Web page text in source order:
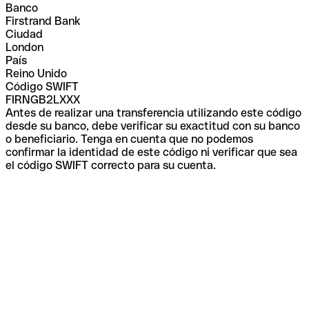
Banco
Firstrand Bank
Ciudad
London
País
Reino Unido
Código SWIFT
FIRNGB2LXXX
Antes de realizar una transferencia utilizando este código
desde su banco, debe verificar su exactitud con su banco
o beneficiario. Tenga en cuenta que no podemos
confirmar la identidad de este código ni verificar que sea
el código SWIFT correcto para su cuenta.